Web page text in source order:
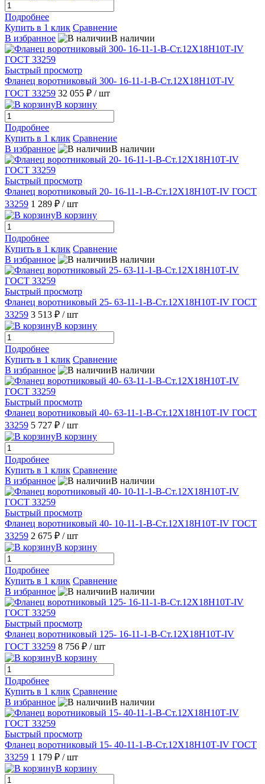
Подробнее
Купить в 1 клик Сравнение
В избранное
В наличии
Быстрый просмотр
Фланец воротниковый 300- 16-11-1-B-Ст.12Х18Н10Т-IV
ГОСТ 33259 32 055 ₽ / шт
В корзину
Подробнее
Купить в 1 клик Сравнение
В избранное
В наличии
Быстрый просмотр
Фланец воротниковый 20- 16-11-1-B-Ст.12Х18Н10Т-IV ГОСТ
33259 1 289 ₽ / шт
В корзину
Подробнее
Купить в 1 клик Сравнение
В избранное
В наличии
Быстрый просмотр
Фланец воротниковый 25- 63-11-1-В-Ст.12Х18Н10Т-IV ГОСТ
33259 3 513 ₽ / шт
В корзину
Подробнее
Купить в 1 клик Сравнение
В избранное
В наличии
Быстрый просмотр
Фланец воротниковый 40- 63-11-1-В-Ст.12Х18Н10Т-IV ГОСТ
33259 5 727 ₽ / шт
В корзину
Подробнее
Купить в 1 клик Сравнение
В избранное
В наличии
Быстрый просмотр
Фланец воротниковый 40- 10-11-1-B-Ст.12Х18Н10Т-IV ГОСТ
33259 2 675 ₽ / шт
В корзину
Подробнее
Купить в 1 клик Сравнение
В избранное
В наличии
Быстрый просмотр
Фланец воротниковый 125- 16-11-1-B-Ст.12Х18Н10Т-IV
ГОСТ 33259 8 756 ₽ / шт
В корзину
Подробнее
Купить в 1 клик Сравнение
В избранное
В наличии
Быстрый просмотр
Фланец воротниковый 15- 40-11-1-В-Ст.12Х18Н10Т-IV ГОСТ
33259 1 179 ₽ / шт
В корзину